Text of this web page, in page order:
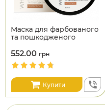
Маска для фарбованого
та пошкодженого
552.00 грн
Купити